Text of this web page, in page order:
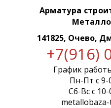
Арматура
141825, Очево,
+7(916)
График
Пн-Пт с 9-
Сб-Вс с